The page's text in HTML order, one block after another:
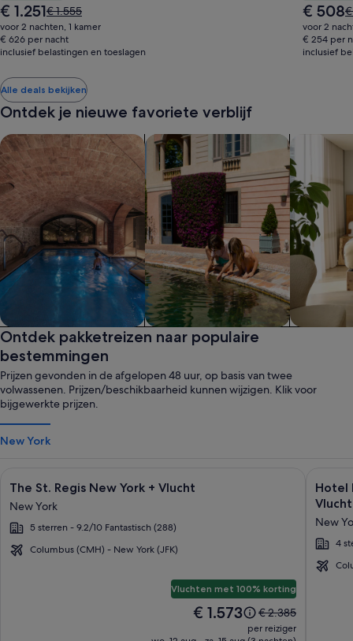
De
prijs
is
€ 1.251
€ 1.251De
prijs
was
€ 1.555,
meer
informatie
over
het
standaardtarief.
€ 1.555
voor 2 nachten, 1 kamer
€ 626 per nacht
inclusief belastingen en toeslagen
De
prijs
is
€ 508
€ 508
€
€
voor 2
€ 254 per
inclusief
Alle deals bekijken
Ontdek je nieuwe favoriete verblijf
Spa
Accommodaties met een spa zoeken
Gezinsvriendelijk
Gezinsvriendelijke accommodaties
Ontdek pakketreizen naar populaire
bestemmingen
Prijzen gevonden in de afgelopen 48 uur, op basis van twee
volwassenen. Prijzen/beschikbaarheid kunnen wijzigen. Klik voor
bijgewerkte prijzen.
New York
voor
The
St.
Regis
The St. Regis New York + Vlucht
New York
5 sterren - 9.2/10 Fantastisch (288)
Columbus (CMH) - New York (JFK)
Vluchten met 100% korting
De
is
€ 1.573
De
prijs
€ 2.385
per reiziger
voor
Hotel
Riu
Plaza
Hotel
Vlucht
New
4